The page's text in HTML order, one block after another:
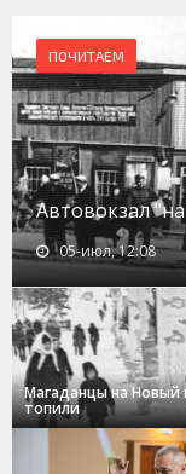
ПОЧИТАЕМ
Автовокзал
05-июл, 12:08
Магаданцы на Новый
топили